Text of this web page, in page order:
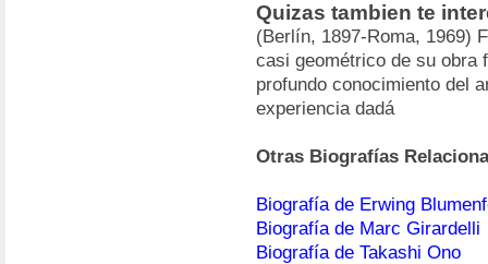
Quizas tambien te
(Berlín, 1897-Roma, 1969)
casi geométrico de su obra
profundo conocimiento del
experiencia dadá
Otras Biografías
Biografía de Erwing
Biografía de Marc Girardelli
Biografía de Takashi Ono